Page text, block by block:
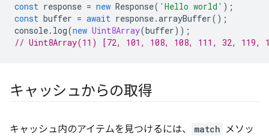
const response = new Response( 'Hello world' );
const buffer = await response.arrayBuffer();
console. log(new Uint8Array(buffer));
// Uint8Array(11) [72, 101, 108, 108, 111, 32, 119,
キャッシュからの取得
キャッシュ内のアイテムを見つけるには、 match メソッ